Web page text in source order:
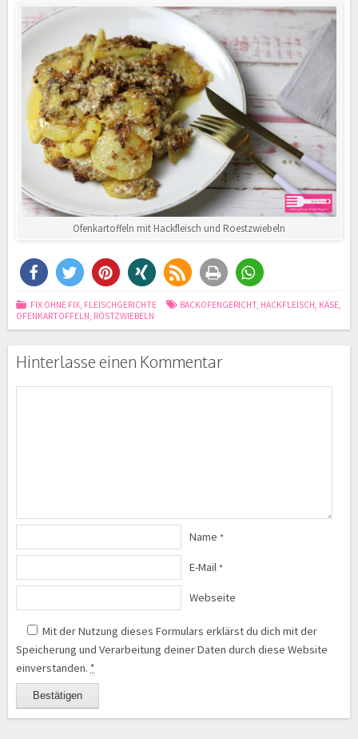
Ofenkartoffeln mit Hackfleisch und Roestzwiebeln
FIX OHNE FIX, FLEISCHGERICHTE BACKOFENGERICHT, HACKFLEISCH, KÄSE,
OFENKARTOFFELN, RÖSTZWIEBELN
Hinterlasse einen Kommentar
Name *
E-Mail *
Webseite
Mit der Nutzung dieses Formulars erklärst du dich mit der
Speicherung und Verarbeitung deiner Daten durch diese Website
einverstanden. *